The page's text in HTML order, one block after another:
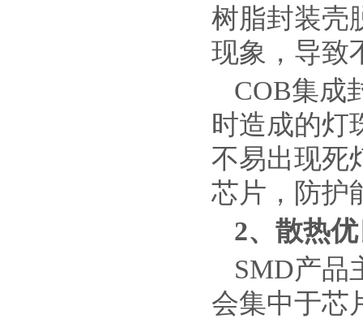
树脂封装壳
现象，导致
COB集成
时造成的灯
不易出现死
芯片，防护
2、散热
SMD产品
会集中于芯